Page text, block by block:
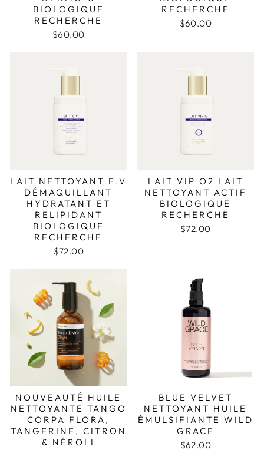
BIOLOGIQUE
RECHERCHE
$60.00
RECHERCHE
$60.00
LAIT NETTOYANT E.V
DÉMAQUILLANT
HYDRATANT ET
RELIPIDANT
BIOLOGIQUE
RECHERCHE
$72.00
LAIT VIP O2 LAIT
NETTOYANT ACTIF
BIOLOGIQUE
RECHERCHE
$72.00
NOUVEAUTÉ HUILE
NETTOYANTE TANGO
CORPA FLORA,
TANGERINE, CITRON
& NÉROLI
BLUE VELVET
NETTOYANT HUILE
ÉMULSIFIANTE WILD
GRACE
$62.00